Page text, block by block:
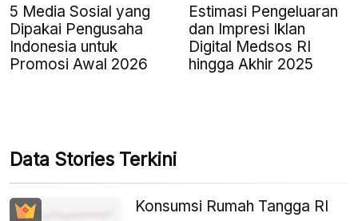
5 Media Sosial yang
Dipakai Pengusaha
Indonesia untuk
Promosi Awal 2026
Estimasi Pengeluaran
dan Impresi Iklan
Digital Medsos RI
hingga Akhir 2025
Data Stories Terkini
Konsumsi Rumah Tangga RI